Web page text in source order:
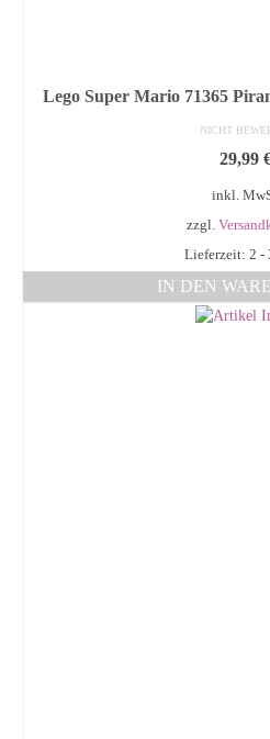
Lego Super Mario 71365
NICHT
29,99
inkl.
zzgl.
Lieferzeit: 2 -
IN DEN